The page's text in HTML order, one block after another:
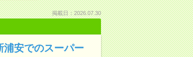
掲載日：2026.07.30
安でのスーパー